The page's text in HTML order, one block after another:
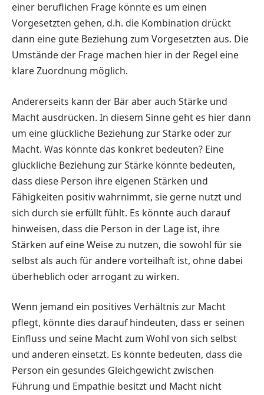
einer beruflichen Frage könnte es um einen
Vorgesetzten gehen, d.h. die Kombination drückt
dann eine gute Beziehung zum Vorgesetzten aus. Die
Umstände der Frage machen hier in der Regel eine
klare Zuordnung möglich.
Andererseits kann der Bär aber auch Stärke und
Macht ausdrücken. In diesem Sinne geht es hier dann
um eine glückliche Beziehung zur Stärke oder zur
Macht. Was könnte das konkret bedeuten? Eine
glückliche Beziehung zur Stärke könnte bedeuten,
dass diese Person ihre eigenen Stärken und
Fähigkeiten positiv wahrnimmt, sie gerne nutzt und
sich durch sie erfüllt fühlt. Es könnte auch darauf
hinweisen, dass die Person in der Lage ist, ihre
Stärken auf eine Weise zu nutzen, die sowohl für sie
selbst als auch für andere vorteilhaft ist, ohne dabei
überheblich oder arrogant zu wirken.
Wenn jemand ein positives Verhältnis zur Macht
pflegt, könnte dies darauf hindeuten, dass er seinen
Einfluss und seine Macht zum Wohl von sich selbst
und anderen einsetzt. Es könnte bedeuten, dass die
Person ein gesundes Gleichgewicht zwischen
Führung und Empathie besitzt und Macht nicht